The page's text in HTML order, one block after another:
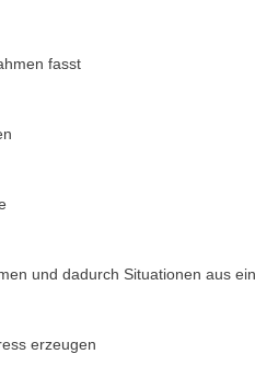
fasst
und dadurch Situationen aus
erzeugen